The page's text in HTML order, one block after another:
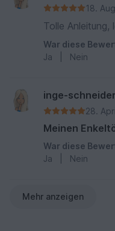
18.
Tolle Anleitung,
War diese
Ja
Nein
inge-
28.
Meinen
War diese
Ja
Nein
Mehr anzeigen